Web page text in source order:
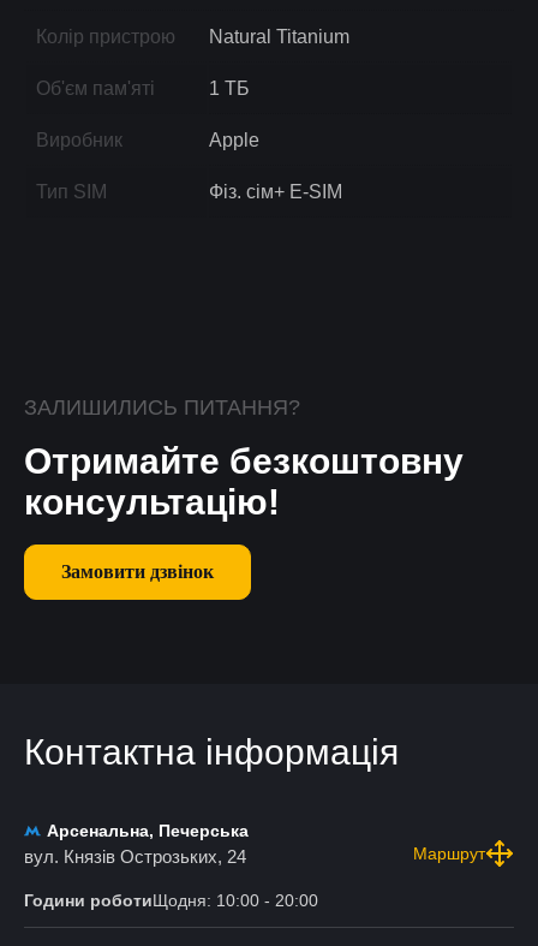
Колір пристрою Natural Titanium
Об'єм пам'яті 1 ТБ
Виробник Apple
Тип SIM Фіз. сім+ E-SIM
ЗАЛИШИЛИСЬ ПИТАННЯ?
Отримайте безкоштовну
консультацію!
Замовити дзвінок
Контактна інформація
Арсенальна, Печерська
вул. Князів Острозьких, 24 Маршрут
Години роботиЩодня: 10:00 - 20:00